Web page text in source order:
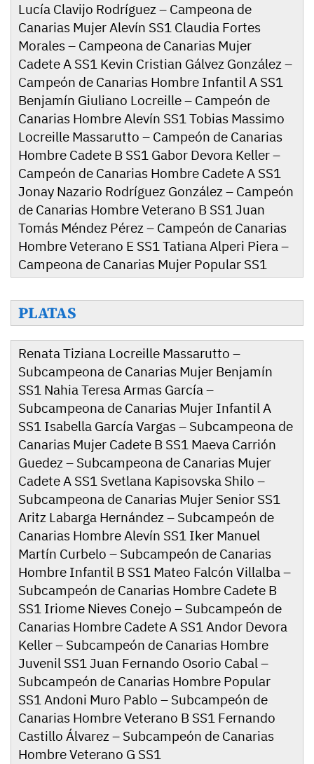
Lucía Clavijo Rodríguez – Campeona de
Canarias Mujer Alevín SS1 Claudia Fortes
Morales – Campeona de Canarias Mujer
Cadete A SS1 Kevin Cristian Gálvez González –
Campeón de Canarias Hombre Infantil A SS1
Benjamín Giuliano Locreille – Campeón de
Canarias Hombre Alevín SS1 Tobias Massimo
Locreille Massarutto – Campeón de Canarias
Hombre Cadete B SS1 Gabor Devora Keller –
Campeón de Canarias Hombre Cadete A SS1
Jonay Nazario Rodríguez González – Campeón
de Canarias Hombre Veterano B SS1 Juan
Tomás Méndez Pérez – Campeón de Canarias
Hombre Veterano E SS1 Tatiana Alperi Piera –
Campeona de Canarias Mujer Popular SS1
PLATAS
Renata Tiziana Locreille Massarutto –
Subcampeona de Canarias Mujer Benjamín
SS1 Nahia Teresa Armas García –
Subcampeona de Canarias Mujer Infantil A
SS1 Isabella García Vargas – Subcampeona de
Canarias Mujer Cadete B SS1 Maeva Carrión
Guedez – Subcampeona de Canarias Mujer
Cadete A SS1 Svetlana Kapisovska Shilo –
Subcampeona de Canarias Mujer Senior SS1
Aritz Labarga Hernández – Subcampeón de
Canarias Hombre Alevín SS1 Iker Manuel
Martín Curbelo – Subcampeón de Canarias
Hombre Infantil B SS1 Mateo Falcón Villalba –
Subcampeón de Canarias Hombre Cadete B
SS1 Iriome Nieves Conejo – Subcampeón de
Canarias Hombre Cadete A SS1 Andor Devora
Keller – Subcampeón de Canarias Hombre
Juvenil SS1 Juan Fernando Osorio Cabal –
Subcampeón de Canarias Hombre Popular
SS1 Andoni Muro Pablo – Subcampeón de
Canarias Hombre Veterano B SS1 Fernando
Castillo Álvarez – Subcampeón de Canarias
Hombre Veterano G SS1